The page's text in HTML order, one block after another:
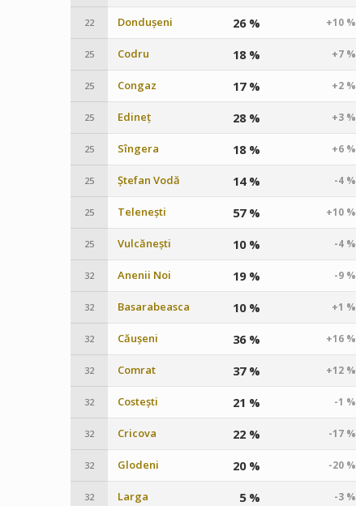
22 Dondușeni 26 % +10 %
25 Codru 18 % +7 %
25 Congaz 17 % +2 %
25 Edineț 28 % +3 %
25 Sîngera 18 % +6 %
25 Ștefan Vodă 14 % -4 %
25 Telenești 57 % +10 %
25 Vulcănești 10 % -4 %
32 Anenii Noi 19 % -9 %
32 Basarabeasca 10 % +1 %
32 Căușeni 36 % +16 %
32 Comrat 37 % +12 %
32 Costești 21 % -1 %
32 Cricova 22 % -17 %
32 Glodeni 20 % -20 %
32 Larga 5 % -3 %